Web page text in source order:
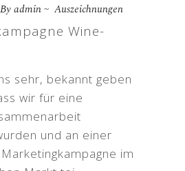
Byadmin Auszeichnungen
Wine-
sehr, bekannt geben
wir für eine
und an einer
im